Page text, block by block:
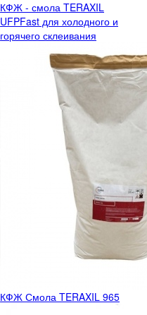
КФЖ - смола TERAXIL
UFPFast для холодного и
горячего склеивания
КФЖ Смола TERAXIL 965